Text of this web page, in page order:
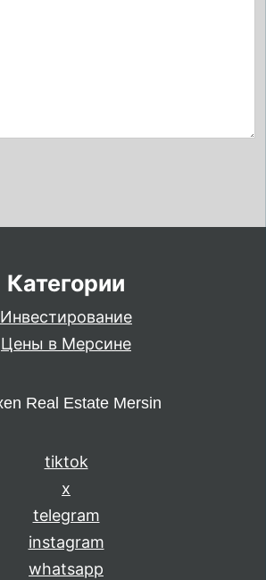
Категории
Инвестирование
Цены в Мерсине
tiktok
x
telegram
instagram
whatsapp